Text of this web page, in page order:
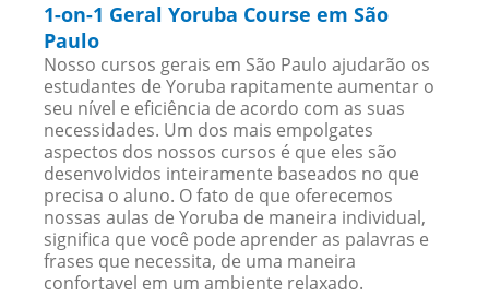
1-on-1 Geral Yoruba Course em São
Paulo
Nosso cursos gerais em São Paulo ajudarão os
estudantes de Yoruba rapitamente aumentar o
seu nível e eficiência de acordo com as suas
necessidades. Um dos mais empolgates
aspectos dos nossos cursos é que eles são
desenvolvidos inteiramente baseados no que
precisa o aluno. O fato de que oferecemos
nossas aulas de Yoruba de maneira individual,
significa que você pode aprender as palavras e
frases que necessita, de uma maneira
confortavel em um ambiente relaxado.